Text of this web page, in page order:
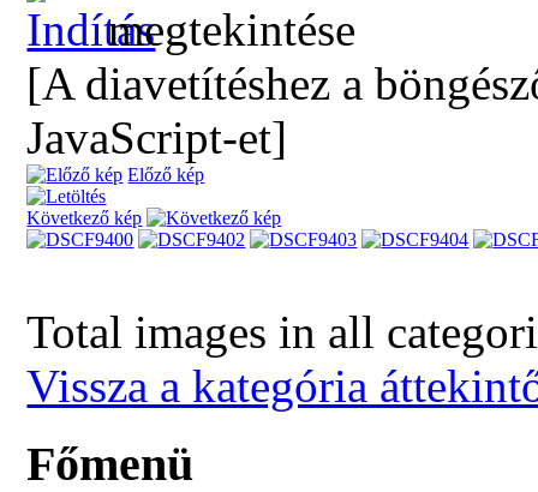
[A diavetítéshez a
JavaScript-et]
Előző kép
Következő kép
Total images in all
Vissza a kategória
Főmenü